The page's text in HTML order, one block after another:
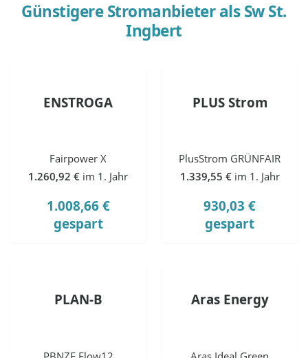
Günstigere Stromanbieter alsSw St.
Ingbert
ENSTROGA
Fairpower X
1.260,92 € im 1. Jahr
1.008,66 €
gespart
PLUS Strom
PlusStrom GRÜNFAIR
1.339,55 € im 1. Jahr
930,03 €
gespart
PLAN-B Aras Energy